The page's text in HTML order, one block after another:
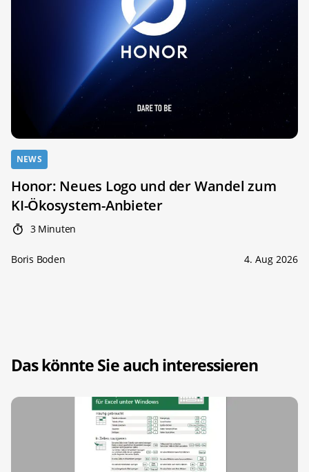
NEWS
Honor: Neues Logo und der Wandel zum
KI-Ökosystem-Anbieter
3 Minuten
Boris Boden 4. Aug 2026
Das könnte Sie auch interessieren